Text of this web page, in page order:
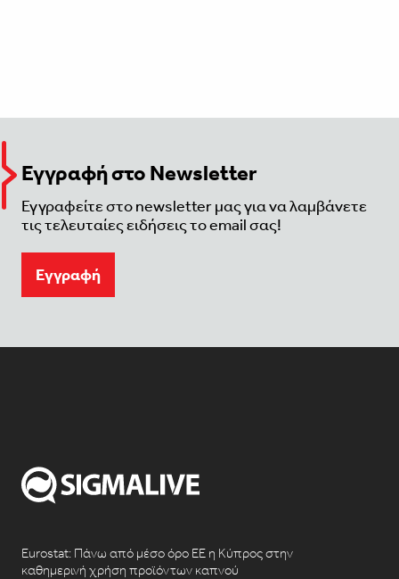
Εγγραφή στο Newsletter
Εγγραφείτε στο newsletter μας για να λαμβάνετε
τις τελευταίες ειδήσεις το email σας!
Eγγραφή
Eurostat: Πάνω από μέσο όρο ΕΕ η Κύπρος στην
καθημερινή χρήση προϊόντων καπνού